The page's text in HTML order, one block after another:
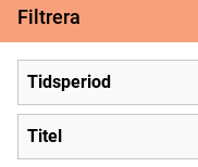
Filtrera
Tidsperiod
Titel